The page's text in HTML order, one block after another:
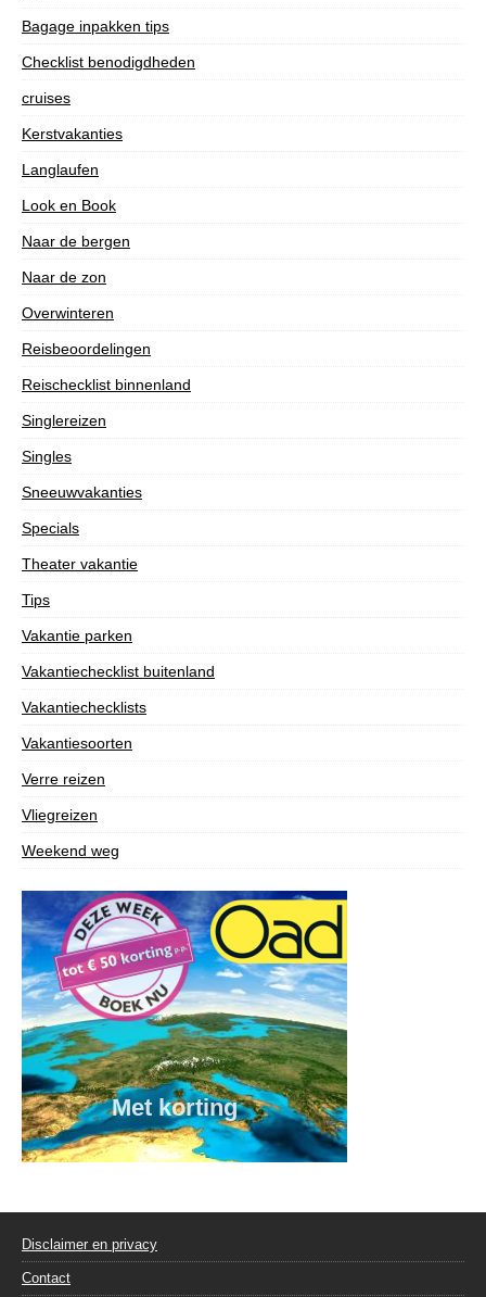
Bagage inpakken tips
Checklist benodigdheden
cruises
Kerstvakanties
Langlaufen
Look en Book
Naar de bergen
Naar de zon
Overwinteren
Reisbeoordelingen
Reischecklist binnenland
Singlereizen
Singles
Sneeuwvakanties
Specials
Theater vakantie
Tips
Vakantie parken
Vakantiechecklist buitenland
Vakantiechecklists
Vakantiesoorten
Verre reizen
Vliegreizen
Weekend weg
Disclaimer en privacy
Contact